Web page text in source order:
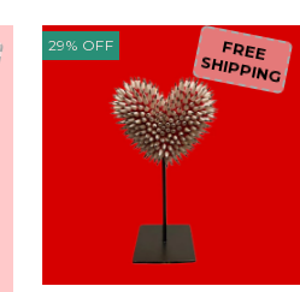
29% OFF FREE
SHIPPING